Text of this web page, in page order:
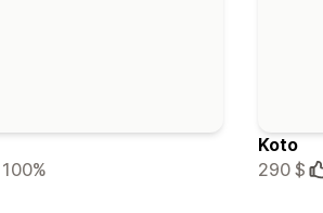
100%
Koto
290 $